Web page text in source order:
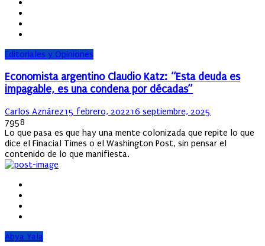
Editoriales y Opiniones
Economista argentino Claudio Katz: “Esta deuda es
impagable, es una condena por décadas”
Author
Carlos AznárezPosted
15 febrero, 202216 septiembre, 2025
7958
Lo que pasa es que hay una mente colonizada que repite lo que
dice el Finacial Times o el Washington Post, sin pensar el
contenido de lo que manifiesta.
Abya Yala